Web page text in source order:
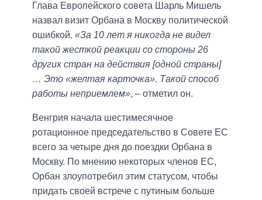
Глава Европейского совета Шарль Мишель
назвал визит Орбана в Москву политической
ошибкой. «За 10 лет я никогда не видел
такой жесткой реакции со стороны 26
других стран на действия [одной страны]
… Это «желтая карточка». Такой способ
работы неприемлем», – отметил он.
Венгрия начала шестимесячное
ротационное председательство в Совете ЕС
всего за четыре дня до поездки Орбана в
Москву. По мнению некоторых членов ЕС,
Орбан злоупотребил этим статусом, чтобы
придать своей встрече с путиным больше